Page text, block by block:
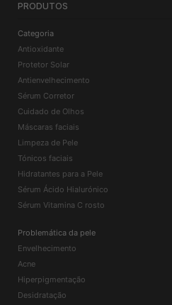
PRODUTOS
Categoria
Antioxidante
Protetor Solar
Antienvelhecimento
Sérum Corretor
Cuidado de Olhos
Máscaras faciais
Limpeza de Pele
Tónicos faciais
Hidratantes para a Pele
Sérum Ácido Hialurónico
Sérum Vitamina C rosto
Problemática da pele
Envelhecimento
Acne
Hiperpigmentação
Desidratação